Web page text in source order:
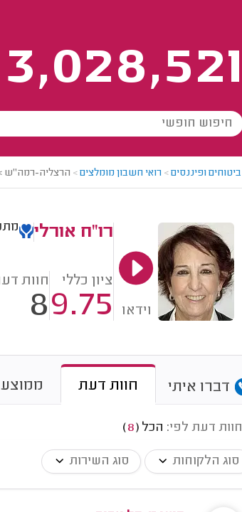
3,028,521
ביטוחים ופיננסים> רואי חשבון מומלצים> הרצליה-רמה"ש >
וידאו
רו"ח אורלי
ציון כללי
9.75
חוות
8
דברו איתי חוות דעת ממוצע
חוות דעת לפי: הכל (
8
)
סוג הלקוחות סוג השירות